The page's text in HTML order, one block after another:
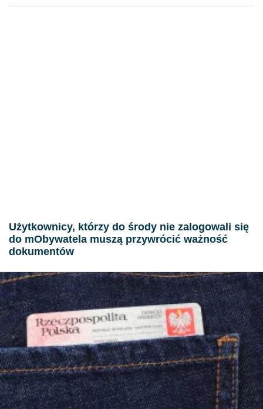
Użytkownicy, którzy do środy nie zalogowali się
do mObywatela muszą przywrócić ważność
dokumentów